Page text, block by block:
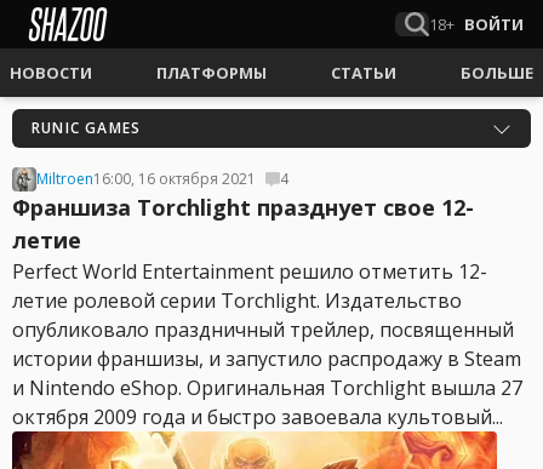
18+ ВОЙТИ
НОВОСТИ ПЛАТФОРМЫ СТАТЬИ БОЛЬШЕ
RUNIC GAMES
Miltroen16:00, 16 октября 2021 4
Франшиза Torchlight празднует свое 12-
летие
Perfect World Entertainment решило отметить 12-
летие ролевой серии Torchlight. Издательство
опубликовало праздничный трейлер, посвященный
истории франшизы, и запустило распродажу в Steam
и Nintendo eShop. Оригинальная Torchlight вышла 27
октября 2009 года и быстро завоевала культовый...